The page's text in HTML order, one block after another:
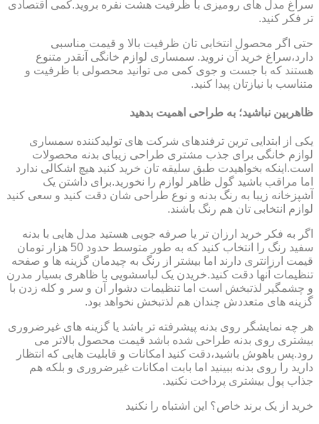
سراغ مدل های رومیزی با ظرفیت هشت نفره بروید.کمی اقتصادی
تر فکر کنید.
حتی اگر محصول انتخابی تان ظرفیت بالا و قیمت مناسبی
دارد،سراغ خرید آن نروید. سمساری لوازم خانگی آنقدر متنوع
هستند که با جست و جوی کمی می توانید محصولی با ظرفیت و
متناسب با نیازتان پیدا کنید.
ظاهربین نباشید؛ به طراحی اهمیت بدهید
یکی از ابتدایی ترین ترفندهای شرکت های تولیدکننده سمساری
لوازم خانگی برای جذب مشتری طراحی زیبای بدنه محصولات
است.اینکه بخواهیدت طبق سلیقه تان خرید کنید هیچ اشکالی ندارد
اما مراقب باشید گول ظاهر لوازم را نخورید.برای داشتن یک
آشپزخانه زیبا به رنگ بدنه و نوع طراحی شان دقت کنید و سعی کنید
لوازم انتخابی تان هم رنگ باشند.
اگر به فکر خرید ارزان تر یا صرفه جویی هستید مدل هایی با بدنه
سفید رنگ را انتخاب کنید که به طور متوسط حدود 50 هزار تومان
قیمت ارزانتری دارند اما بیشتر از رنگ به چیدمان گزینه ها و صفحه
تنظیمات آنها دقت کنید.خریدن یک لباسشویی با ظاهری بسیار مدرن
و چشمگیر لذتبخش است اما تنظیمات دشوار آن و سر و کله زدن با
گزینه های متعددش چندان هم لذتبخش نخواهد بود.
هر چه نمایشگر روی بدنه پیشرفته تر باشد یا گزینه های غیرضروری
بیشتری روی بدنه طراحی شده باشد قیمت محصول بالاتر می
رود.پس باهوش باشید،دقت کنید امکانات و قابلیت هایی که انتظار
دارید را روی بدنه ببینید اما بابت امکانات غیرضروری و بلکه هم
جذاب پول بیشتری پرداخت نکنید.
خرید از یک برند خاص؟ این اشتباه را نکنید